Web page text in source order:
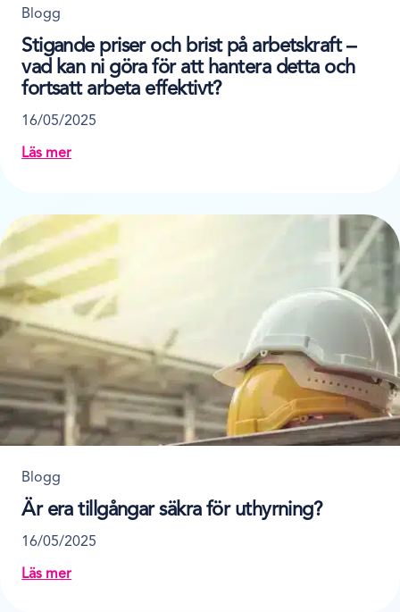
Blogg
Stigande priser och brist på arbetskraft –
vad kan ni göra för att hantera detta och
fortsatt arbeta effektivt?
16/05/2025
Läs mer
about Stigande priser och brist på arbetskraft – vad
Blogg
Är era tillgångar säkra för uthyrning?
16/05/2025
Läs mer
about Är era tillgångar säkra för uthyrning?